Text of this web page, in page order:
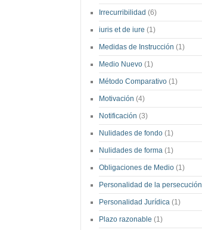
Irrecurribilidad (6)
iuris et de iure (1)
Medidas de Instrucción (1)
Medio Nuevo (1)
Método Comparativo (1)
Motivación (4)
Notificación (3)
Nulidades de fondo (1)
Nulidades de forma (1)
Obligaciones de Medio (1)
Personalidad de la persecución
Personalidad Jurídica (1)
Plazo razonable (1)